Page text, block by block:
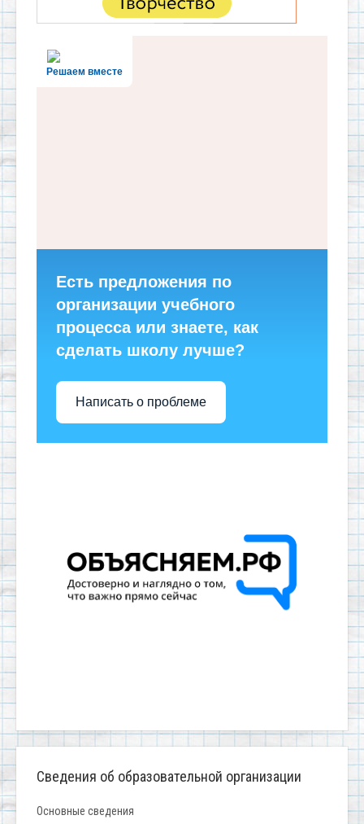
Решаем вместе
Есть предложения по
организации учебного
процесса или знаете, как
сделать школу лучше?
Написать о проблеме
Сведения об образовательной организации
Основные сведения